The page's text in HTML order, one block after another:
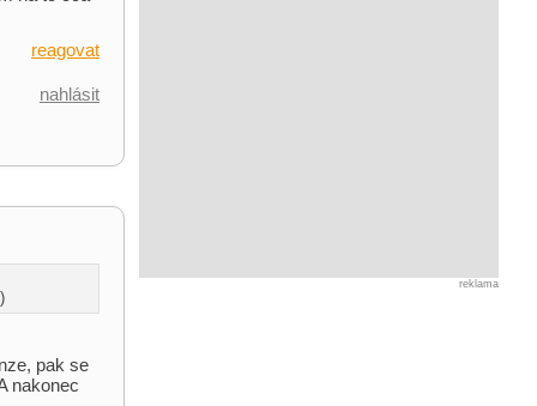
reagovat
nahlásit
pak se
nakonec
reklama